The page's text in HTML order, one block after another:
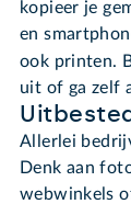
kopieer je
en
ook printen.
uit of ga zelf
Allerlei
Denk aan
webwinkels